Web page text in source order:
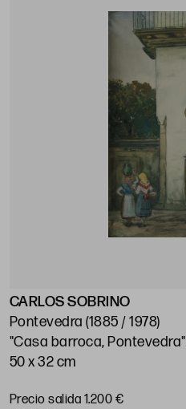
CARLOS SOBRINO
Pontevedra (1885 / 1978)
"Casa barroca, Pontevedra"
50 x 32 cm
Precio salida 1.200 €